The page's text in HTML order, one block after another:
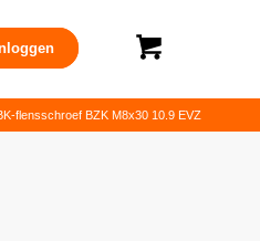
flensschroef BZK M8x30 10.9 EVZ